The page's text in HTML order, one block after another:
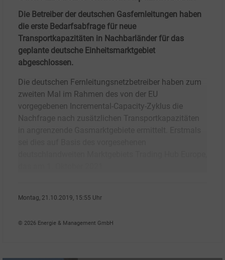
Die Betreiber der deutschen Gasfernleitungen haben
die erste Bedarfsabfrage für neue
Transportkapazitäten in Nachbarländer für das
geplante deutsche Einheitsmarktgebiet
abgeschlossen.
Die deutschen Fernleitungsnetzbetreiber haben zum
zweiten Mal im Rahmen des von der EU
vorgegebenen Incremental-Capacity-Zyklus die
Nachfrage nach zusätzlichen Transportkapazitäten
Montag, 21.10.2019, 15:55 Uhr
© 2026 Energie & Management GmbH